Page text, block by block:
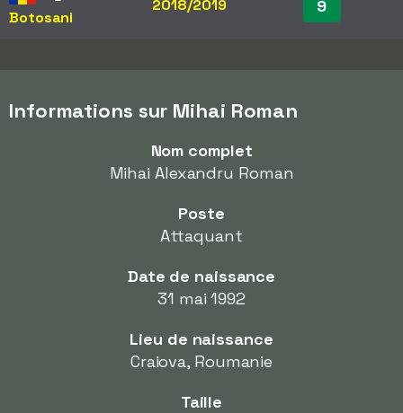
Botosani
2018/2019 9
Informations sur Mihai Roman
Nom complet
Mihai Alexandru Roman
Poste
Attaquant
Date de naissance
31 mai 1992
Lieu de naissance
Craiova, Roumanie
Taille